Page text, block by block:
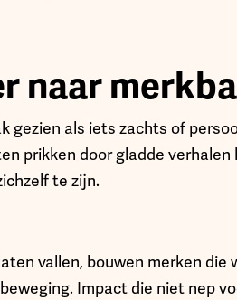
naar
gezien als iets zachts of
prikken door gladde
te zijn.
vallen, bouwen merken
Impact die niet nep